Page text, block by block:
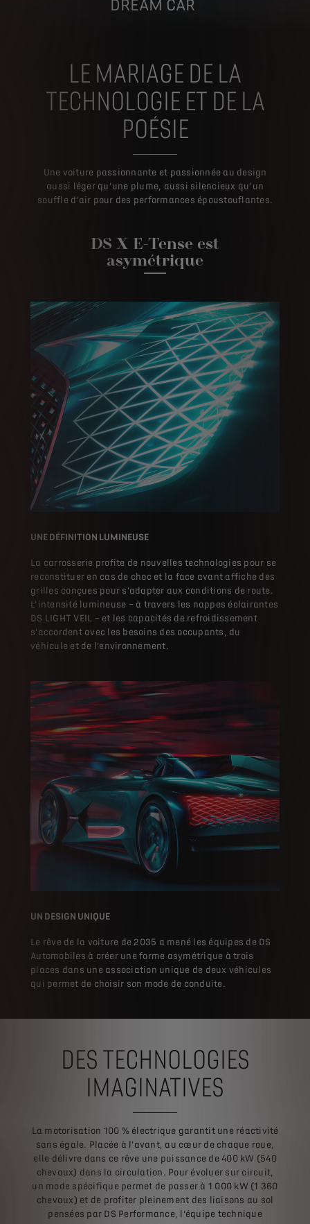
DREAM CAR
LE MARIAGE DE LA
TECHNOLOGIE ET DE LA
POÉSIE
Une voiture passionnante et passionnée au design
aussi léger qu’une plume, aussi silencieux qu’un
souffle d’air pour des performances époustouflantes.
DS X E-Tense est
asymétrique
UNE DÉFINITION LUMINEUSE
La carrosserie profite de nouvelles technologies pour se
reconstituer en cas de choc et la face avant affiche des
grilles conçues pour s’adapter aux conditions de route.
L’intensité lumineuse – à travers les nappes éclairantes
DS LIGHT VEIL – et les capacités de refroidissement
s’accordent avec les besoins des occupants, du
véhicule et de l’environnement.
UN DESIGN UNIQUE
Le rêve de la voiture de 2035 a mené les équipes de DS
Automobiles à créer une forme asymétrique à trois
places dans une association unique de deux véhicules
qui permet de choisir son mode de conduite.
DES TECHNOLOGIES
IMAGINATIVES
La motorisation 100 % électrique garantit une réactivité
sans égale. Placée à l’avant, au cœur de chaque roue,
elle délivre dans ce rêve une puissance de 400 kW (540
chevaux) dans la circulation. Pour évoluer sur circuit,
un mode spécifique permet de passer à 1 000 kW (1 360
chevaux) et de profiter pleinement des liaisons au sol
pensées par DS Performance, l’équipe technique